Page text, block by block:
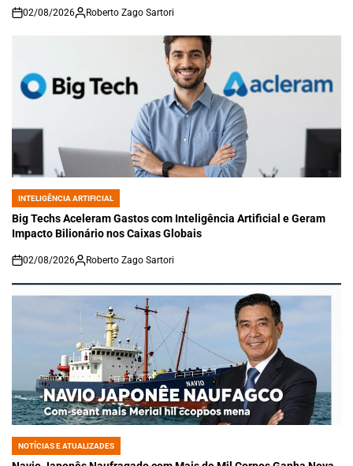
on
02/08/2026 Roberto Zago Sartori
POSTED
IN
INTELIGÊNCIA ARTIFICIAL
Big Techs Aceleram Gastos com Inteligência Artificial e Geram
Impacto Bilionário nos Caixas Globais
on
02/08/2026 Roberto Zago Sartori
POSTED
IN
NOTÍCIAS E ATUALIZADES